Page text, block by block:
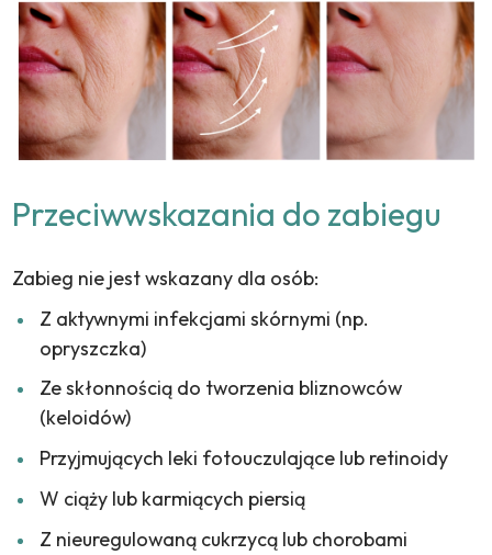
Przeciwwskazania do zabiegu
Zabieg nie jest wskazany dla osób:
Z aktywnymi infekcjami skórnymi (np.
opryszczka)
Ze skłonnością do tworzenia bliznowców
(keloidów)
Przyjmujących leki fotouczulające lub retinoidy
W ciąży lub karmiących piersią
Z nieuregulowaną cukrzycą lub chorobami